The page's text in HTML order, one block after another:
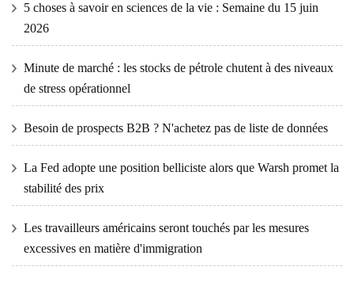
5 choses à savoir en sciences de la vie : Semaine du 15 juin
2026
Minute de marché : les stocks de pétrole chutent à des niveaux
de stress opérationnel
Besoin de prospects B2B ? N'achetez pas de liste de données
La Fed adopte une position belliciste alors que Warsh promet la
stabilité des prix
Les travailleurs américains seront touchés par les mesures
excessives en matière d'immigration